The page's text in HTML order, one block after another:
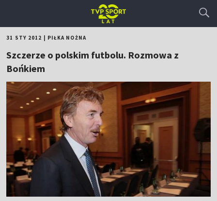
31 STY 2012 PIŁKA NOŻNA
Szczerze o polskim futbolu. Rozmowa z
Bońkiem